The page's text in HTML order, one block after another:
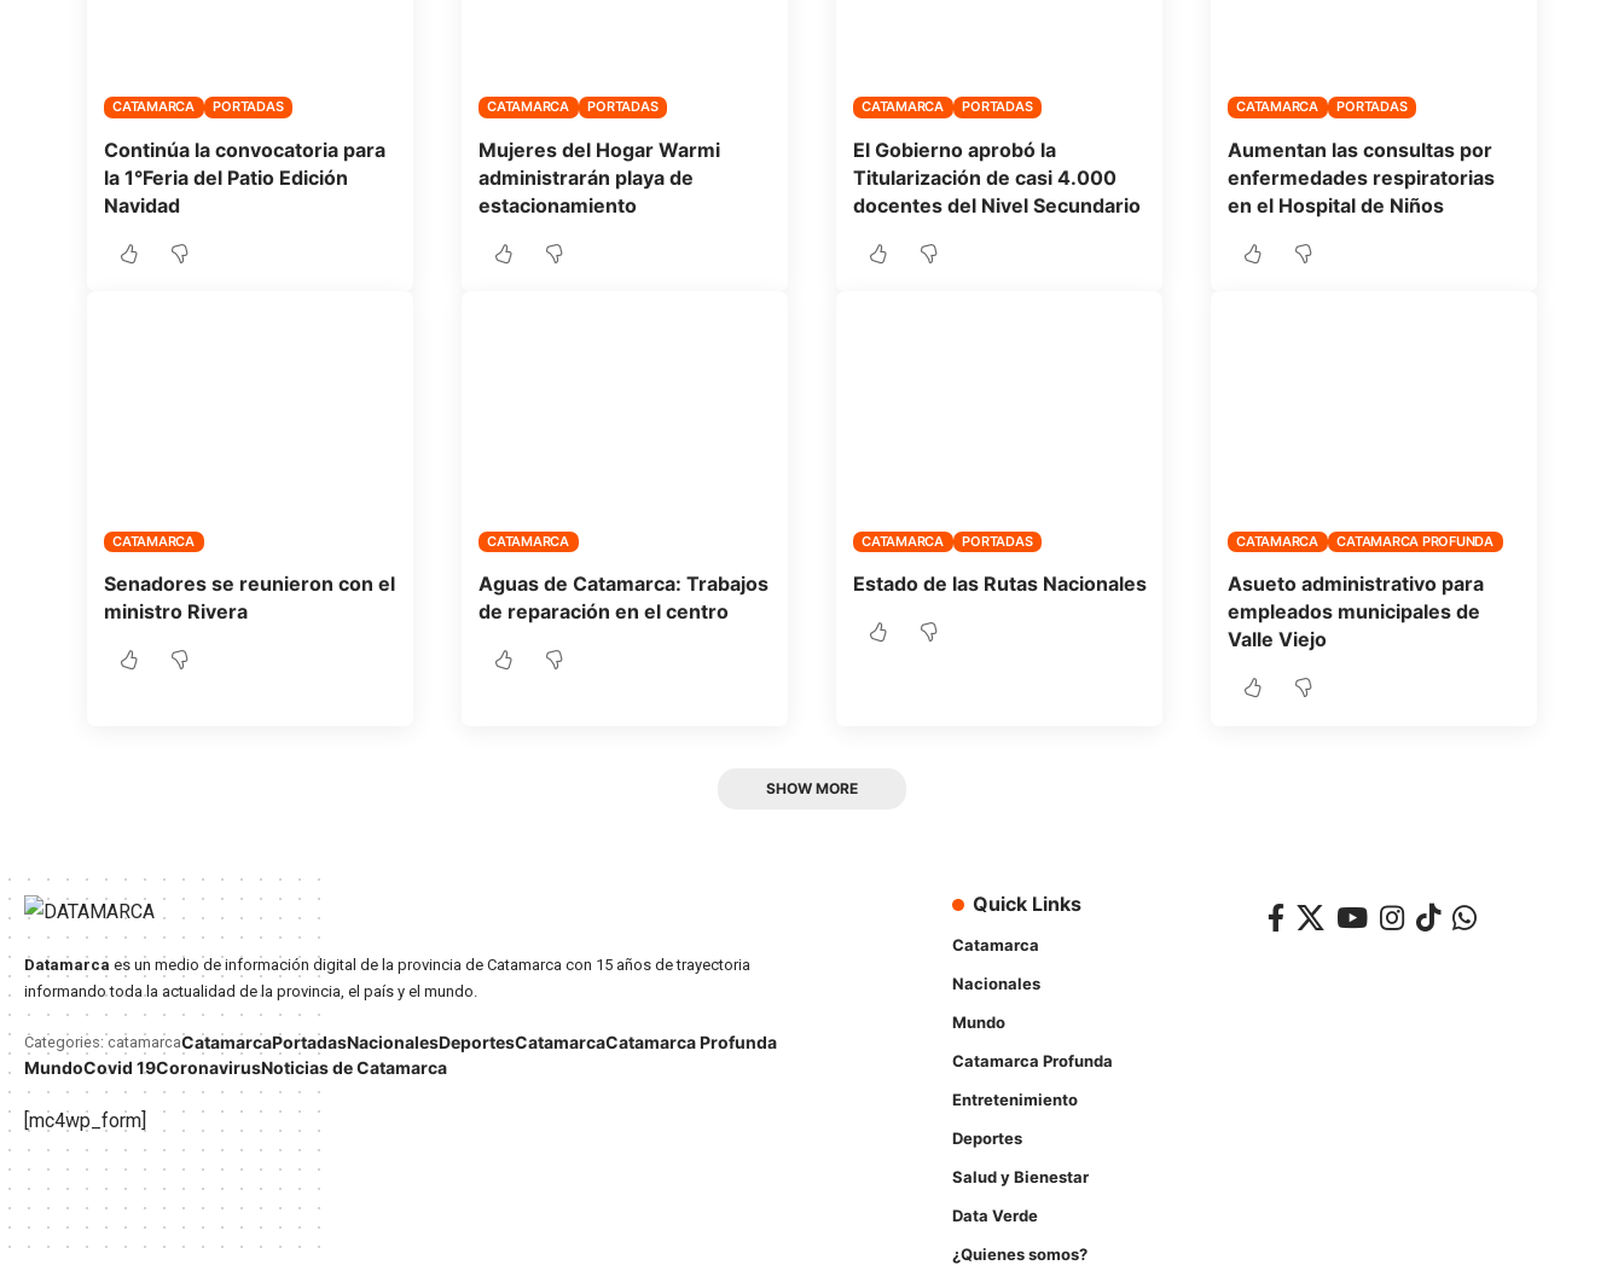
CATAMARCA PORTADAS
Continúa la convocatoria para
la 1°Feria del Patio Edición
Navidad
CATAMARCA PORTADAS
Mujeres del Hogar Warmi
administrarán playa de
estacionamiento
CATAMARCA PORTADAS
El Gobierno aprobó la
Titularización de casi 4.000
docentes del Nivel Secundario
CATAMARCA PORTADAS
Aumentan las consultas por
enfermedades respiratorias
en el Hospital de Niños
CATAMARCA
Senadores se reunieron con el
ministro Rivera
CATAMARCA
Aguas de Catamarca: Trabajos
de reparación en el centro
CATAMARCA PORTADAS
Estado de las Rutas Nacionales
CATAMARCA CATAMARCA PROFUNDA
Asueto administrativo para
empleados municipales de
Valle Viejo
SHOW MORE
Datamarca es un medio de información digital de la provincia de Catamarca con 15 años de trayectoria
informando toda la actualidad de la provincia, el país y el mundo.
Categories: catamarcaCatamarcaPortadasNacionalesDeportesCatamarcaCatamarca Profunda
MundoCovid 19CoronavirusNoticias de Catamarca
[mc4wp_form]
Quick Links
Catamarca
Nacionales
Mundo
Catamarca Profunda
Entretenimiento
Deportes
Salud y Bienestar
Data Verde
¿Quienes somos?